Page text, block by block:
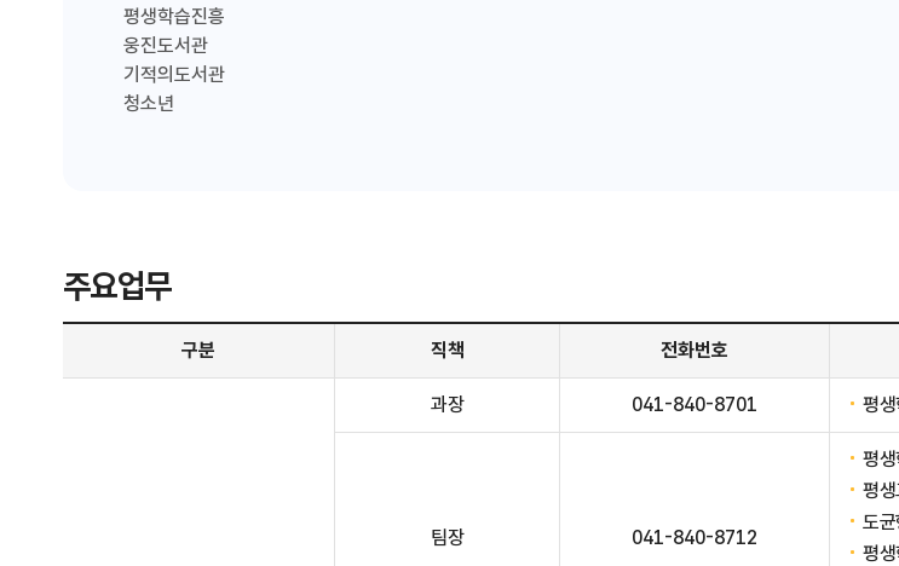
평생학습진흥
웅진도서관
기적의도서관
청소년
주요업무
주요업무 안내 - 구분, 직책, 전화번호, 주요업무 정보 제공
구분
직책 전화번호
과장 041-840-8701 평
팀장 041-840-8712
평
평
도
평